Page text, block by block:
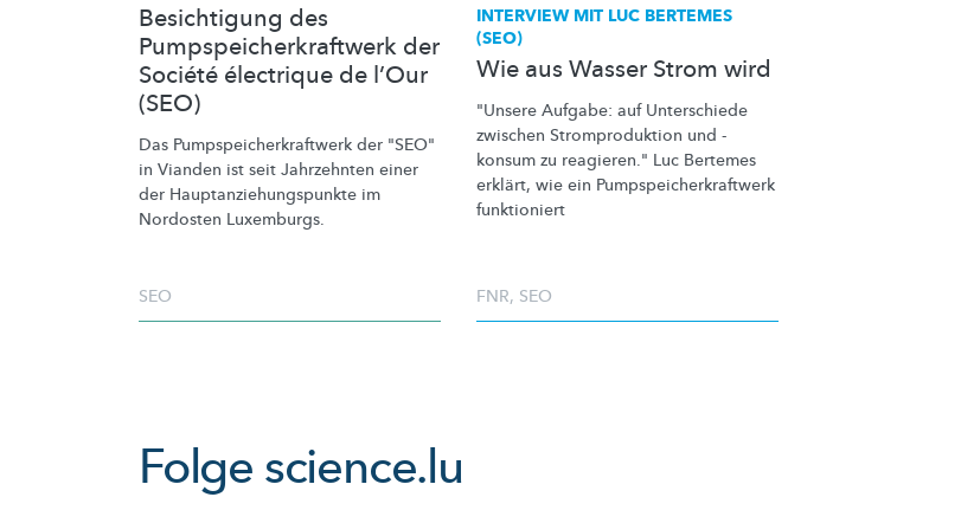
Besichtigung des
Pumpspeicherkraftwerk der
Société électrique de l’Our
(SEO)
Das Pumpspeicherkraftwerk der "SEO"
in Vianden ist seit Jahrzehnten einer
der Hauptanziehungspunkte im
Nordosten Luxemburgs.
SEO
INTERVIEW MIT LUC BERTEMES
(SEO)
Wie aus Wasser Strom wird
"Unsere Aufgabe: auf Unterschiede
zwischen Stromproduktion und -
konsum zu reagieren." Luc Bertemes
erklärt, wie ein Pumpspeicherkraftwerk
funktioniert
FNR, SEO
Folge science.lu